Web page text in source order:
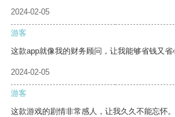
2024-02-05
游客
这款app就像我的财务顾问，让我能够省钱又省
2024-02-05
游客
这款游戏的剧情非常感人，让我久久不能忘怀。